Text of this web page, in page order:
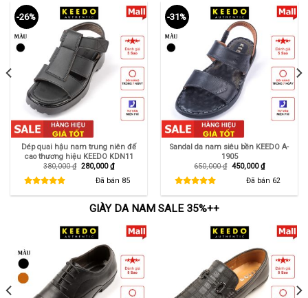
-26%
Dép quai hậu nam trung niên đế
cao thương hiệu KEEDO KDN11
380,000₫ Giá
280,000₫Giá
hiện
tại
Đã bán 85
-31%
Sandal da nam siêu bền KEEDO A-
1905
650,000₫ Giá
450,000₫Giá
hiện
tại
Đã bán 62
GIÀY DA NAM SALE 35%++